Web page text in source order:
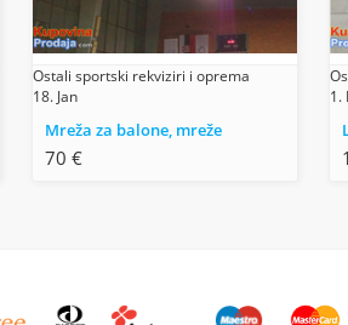
Ostali sportski rekviziri i oprema
18. Jan
Mreža za balone, mreže
70 €
1.